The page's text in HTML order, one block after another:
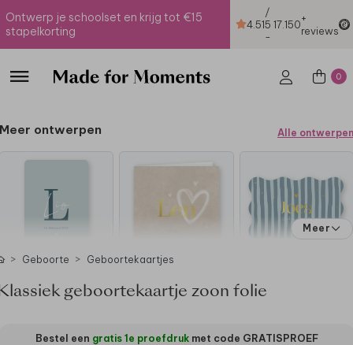
Ontwerp je schoolset en krijg tot €15
stapelkorting
4.51
/
5
-
17.150+
reviews
0
Meer ontwerpen Alle ontwerpen
Meer
Geboorte Geboortekaartjes
geboortekaartje zoon folie
Bestel een gratis 1e proefdrukmet code GRATISPROEF